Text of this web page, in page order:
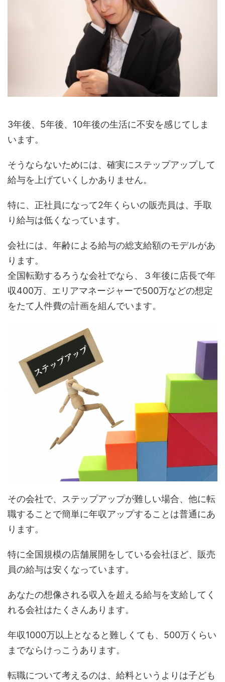
3年後、5年後、10年後の生活に不安を感じてしま
います。
そうならないためには、確実にステップアップして
給与を上げていくしかありません。
特に、正社員になって2年くらいの販売員は、手取
り給与は低くなっています。
会社には、年齢による給与の総支給額のモデルがあ
ります。
全国転勤するろうな会社でなら、３年後に店長で年
収400万、エリアマネージャーで500万などの想定
をたて人件費の計画を組んでいます。
その会社で、ステップアップが難しい場合、他に転
職することで簡単に年収アップすることは普通にあ
ります。
特に全国規模の店舗展開をしている会社ほど、販売
員の給与は安くなっています。
あなたの想像される収入を超える給与を支給してく
れる会社はたくさんあります。
年収1000万以上となると難しくても、500万くらい
までならけっこうあります。
転職について考えるのは、給料というよりは子ども